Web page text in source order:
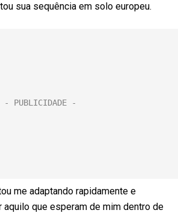
sua sequência em solo europeu.
me adaptando rapidamente e
que esperam de mim dentro de